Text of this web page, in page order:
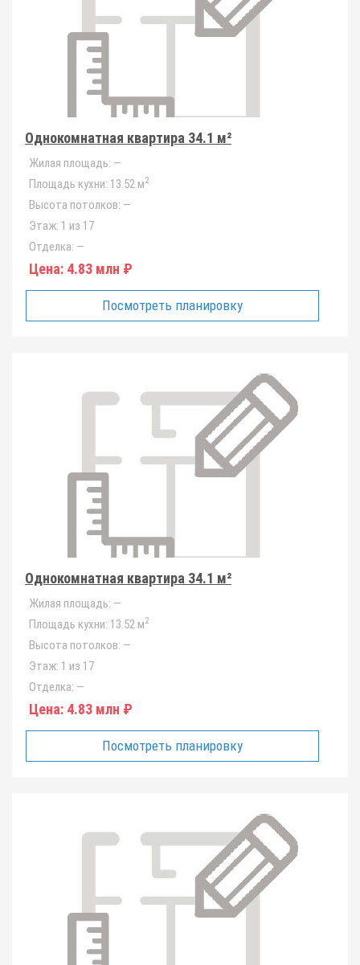
Однокомнатная квартира 34.1 м²
Жилая площадь: —
Площадь кухни: 13.52 м2
Высота потолков: —
Этаж: 1 из 17
Отделка: —
Цена: 4.83 млн ₽
Посмотреть планировку
Однокомнатная квартира 34.1 м²
Жилая площадь: —
Площадь кухни: 13.52 м2
Высота потолков: —
Этаж: 1 из 17
Отделка: —
Цена: 4.83 млн ₽
Посмотреть планировку